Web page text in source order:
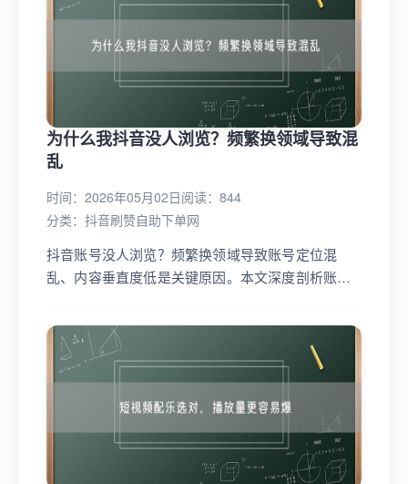
为什么我抖音没人浏览？频繁换领域导致混
乱
时间：2026年05月02日阅读：844
分类： 抖音刷赞自助下单网
抖音账号没人浏览？频繁换领域导致账号定位混
乱、内容垂直度低是关键原因。本文深度剖析账号
你提升内容垂直度，吸引精准流量，实现抖音账号
的逆袭。...